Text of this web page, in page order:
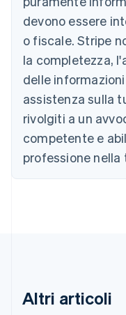
devono essere
o fiscale. Stripe
la completezza,
delle
assistenza sulla
rivolgiti a un
competente e
professione nella
Altri articoli
Belgio
NederlandsFrançais
PortuguêsEnglish
Bulgaria
English
Canada
English Français
Cina continentale
Cipro
English
EnglishSvenska